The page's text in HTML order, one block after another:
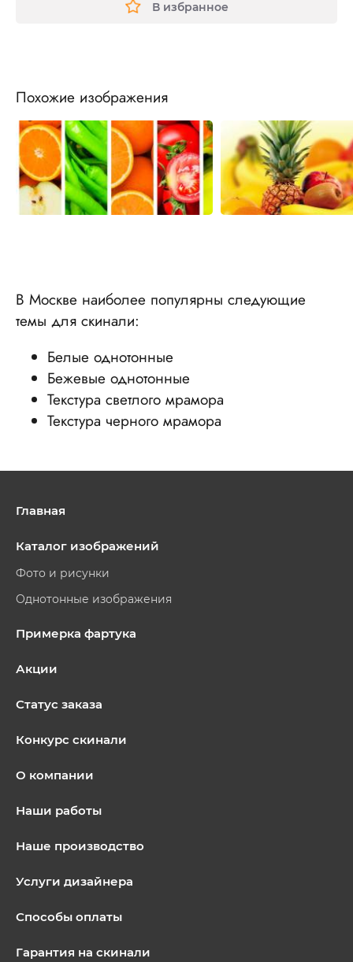
В избранное
Похожие изображения
В Москве наиболее популярны следующие
темы для скинали:
Белые однотонные
Бежевые однотонные
Текстура светлого мрамора
Текстура черного мрамора
Главная
Каталог изображений
Фото и рисунки
Однотонные изображения
Примерка фартука
Акции
Статус заказа
Конкурс скинали
О компании
Наши работы
Наше производство
Услуги дизайнера
Способы оплаты
Гарантия на скинали